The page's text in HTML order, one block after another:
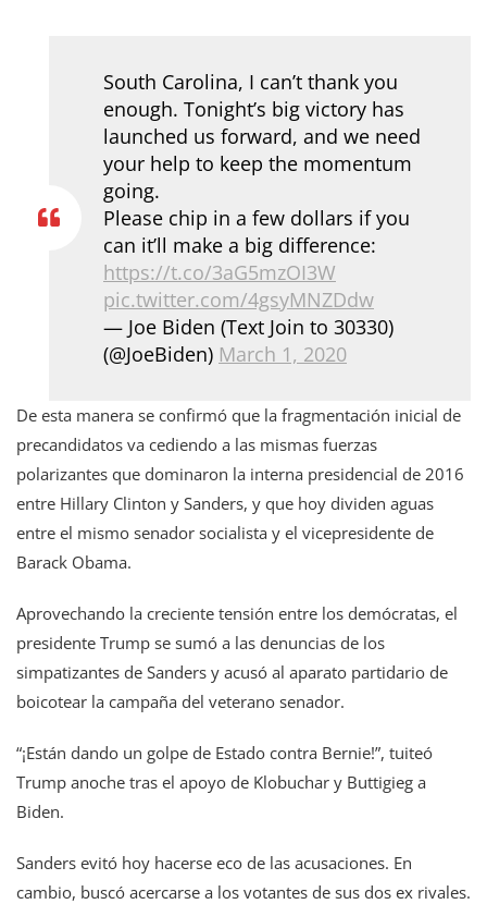
South Carolina, I can’t thank you
enough. Tonight’s big victory has
launched us forward, and we need
your help to keep the momentum
going.
Please chip in a few dollars if you
can it’ll make a big difference:
https://t.co/3aG5mzOI3W
pic.twitter.com/4gsyMNZDdw
— Joe Biden (Text Join to 30330)
(@JoeBiden) March 1, 2020
De esta manera se confirmó que la fragmentación inicial de
precandidatos va cediendo a las mismas fuerzas
polarizantes que dominaron la interna presidencial de 2016
entre Hillary Clinton y Sanders, y que hoy dividen aguas
entre el mismo senador socialista y el vicepresidente de
Barack Obama.
Aprovechando la creciente tensión entre los demócratas, el
presidente Trump se sumó a las denuncias de los
simpatizantes de Sanders y acusó al aparato partidario de
boicotear la campaña del veterano senador.
“¡Están dando un golpe de Estado contra Bernie!”, tuiteó
Trump anoche tras el apoyo de Klobuchar y Buttigieg a
Biden.
Sanders evitó hoy hacerse eco de las acusaciones. En
cambio, buscó acercarse a los votantes de sus dos ex rivales.